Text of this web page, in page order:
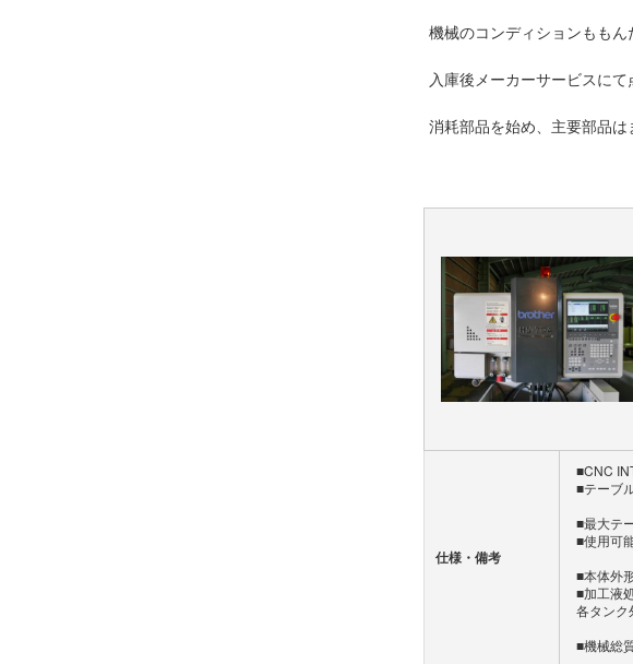
機械のコンディションももん
入庫後メーカーサービスにて
消耗部品を始め、主要部品は
仕様・備考
■CNC
■テーブ
■最大テ
■使用可
■本体外
■加工液
各タンク
■機械総